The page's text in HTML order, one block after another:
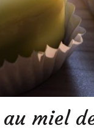
au miel